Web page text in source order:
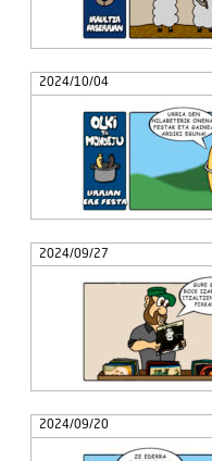
2024/10/04
2024/09/27
2024/09/20